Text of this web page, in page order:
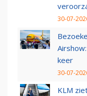
30-07-
keer
30-07-
KLM